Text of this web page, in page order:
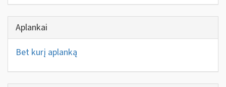
Aplankai
Bet kurį aplanką